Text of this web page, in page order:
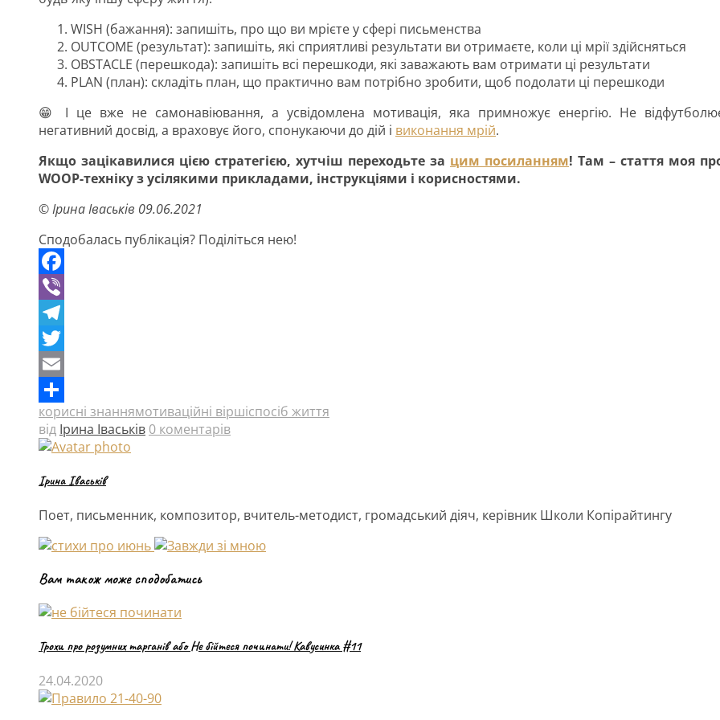
WISH (бажання): запишіть, про що ви мрієте у сфері письменства
OUTCOME (результат): запишіть, які сприятливі результати ви отримаєте, коли ці мрії здійсняться
OBSTACLE (перешкода): запишіть всі перешкоди, які заважають вам отримати ці результати
PLAN (план): складіть план, що практично вам потрібно зробити, щоб подолати ці перешкоди
😁 І це вже не самонавіювання, а усвідомлена мотивація, яка примножує енергію. Не
негативний досвід, а враховує його, спонукаючи до дій і виконання мрій.
Якщо зацікавилися цією стратегією, хутчіш переходьте за цим посиланням! Там – стаття моя
WOOP-техніку з усілякими прикладами, інструкціями і корисностями.
© Ірина Іваськів 09.06.2021
Сподобалась публікація? Поділіться нею!
Facebook
Viber
Telegram
Twitter
Email
Поділитися
корисні знаннямотиваційні віршіспосіб життя
від Ірина Іваськів 0 коментарів
Ірина Іваськів
Поет, письменник, композитор, вчитель-методист, громадський діяч, керівник Школи Копірайтингу
Вам також може сподобатись
Трохи про розумних тарганів або Не бійтеся починати! Кавусинка #11
24.04.2020